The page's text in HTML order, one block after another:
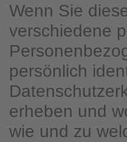
Wenn Sie
verschiedene
persönlich
erheben und
wie und zu